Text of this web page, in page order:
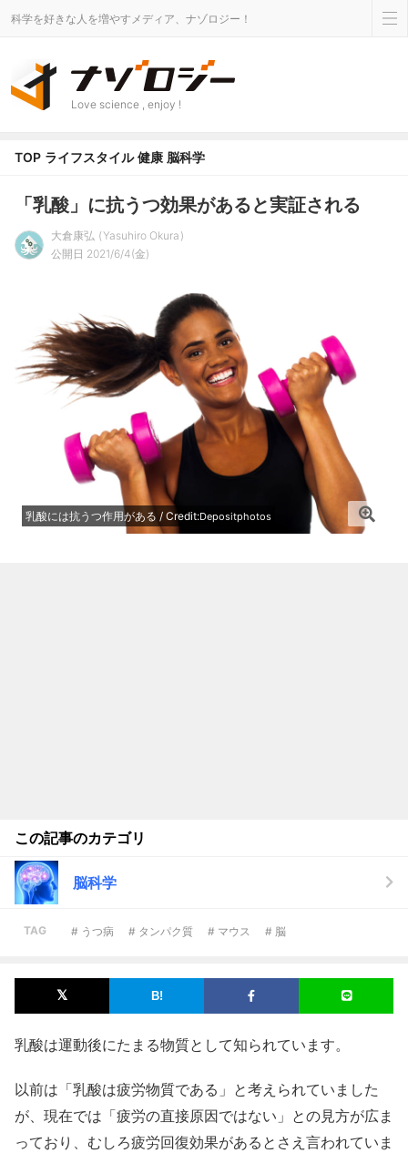
科学を好きな人を増やすメディア、ナゾロジー！
Love science , enjoy !
TOP ライフスタイル 健康 脳科学
「乳酸」に抗うつ効果があると実証される
大倉康弘
Yasuhiro Okura
公開日 2021/6/4(金)
乳酸には抗うつ作用がある / Credit:Depositphotos
この記事のカテゴリ
脳科学
TAG # うつ病 # タンパク質 # マウス # 脳
乳酸は運動後にたまる物質として知られています。
以前は「乳酸は疲労物質である」と考えられていました
が、現在では「疲労の直接原因ではない」との見方が広ま
っており、むしろ疲労回復効果があるとさえ言われていま